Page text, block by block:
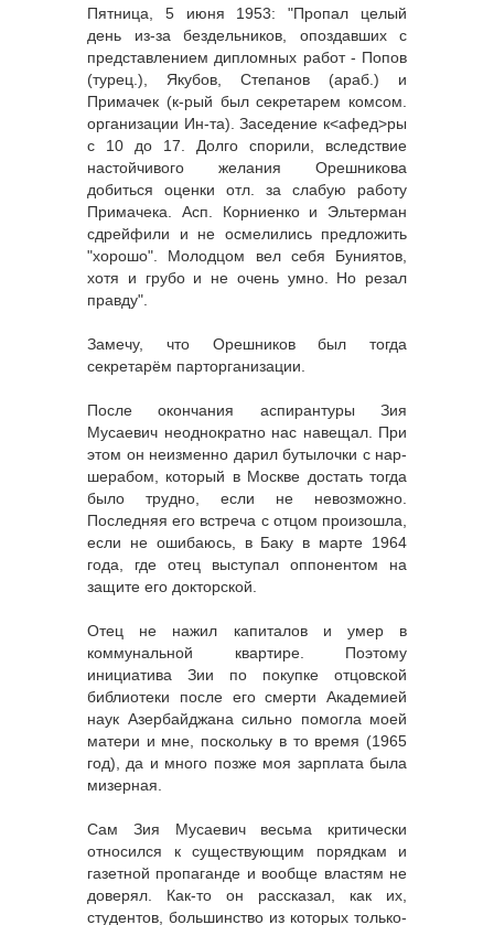
Пятница, 5 июня 1953: "Пропал целый
день из-за бездельников, опоздавших с
представлением дипломных работ - Попов
(турец.), Якубов, Степанов (араб.) и
Примачек (к-рый был секретарем комсом.
организации Ин-та). Заседение к<афед>ры
с 10 до 17. Долго спорили, вследствие
настойчивого желания Орешникова
добиться оценки отл. за слабую работу
Примачека. Асп. Корниенко и Эльтерман
сдрейфили и не осмелились предложить
"хорошо". Молодцом вел себя Буниятов,
хотя и грубо и не очень умно. Но резал
правду".
Замечу, что Орешников был тогда
секретарём парторганизации.
После окончания аспирантуры Зия
Мусаевич неоднократно нас навещал. При
этом он неизменно дарил бутылочки с нар-
шерабом, который в Москве достать тогда
было трудно, если не невозможно.
Последняя его встреча с отцом произошла,
если не ошибаюсь, в Баку в марте 1964
года, где отец выступал оппонентом на
защите его докторской.
Отец не нажил капиталов и умер в
коммунальной квартире. Поэтому
инициатива Зии по покупке отцовской
библиотеки после его смерти Академией
наук Азербайджана сильно помогла моей
матери и мне, поскольку в то время (1965
год), да и много позже моя зарплата была
мизерная.
Сам Зия Мусаевич весьма критически
относился к существующим порядкам и
газетной пропаганде и вообще властям не
доверял. Как-то он рассказал, как их,
студентов, большинство из которых только-